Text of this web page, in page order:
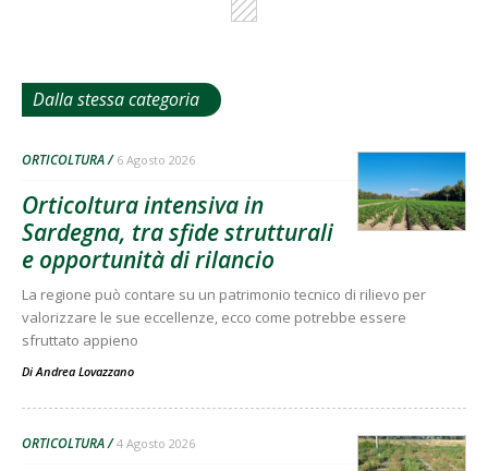
Dalla stessa categoria
ORTICOLTURA 6 Agosto 2026
Orticoltura intensiva in
Sardegna, tra sfide strutturali
e opportunità di rilancio
La regione può contare su un patrimonio tecnico di rilievo per
valorizzare le sue eccellenze, ecco come potrebbe essere
sfruttato appieno
Di Andrea Lovazzano
ORTICOLTURA 4 Agosto 2026